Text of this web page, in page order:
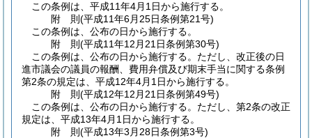
この条例は、平成11年4月1日から施行する。
附 則(平成11年6月25日条例第21号)
この条例は、公布の日から施行する。
附 則(平成11年12月21日条例第30号)
この条例は、公布の日から施行する。 ただし、改正後の日
進市議会の議員の報酬、費用弁償及び期末手当に関する条例
第2条の規定は、平成12年4月1日から施行する。
附 則(平成12年12月21日条例第49号)
この条例は、公布の日から施行する。 ただし、第2条の改正
規定は、平成13年4月1日から施行する。
附 則(平成13年3月28日条例第3号)